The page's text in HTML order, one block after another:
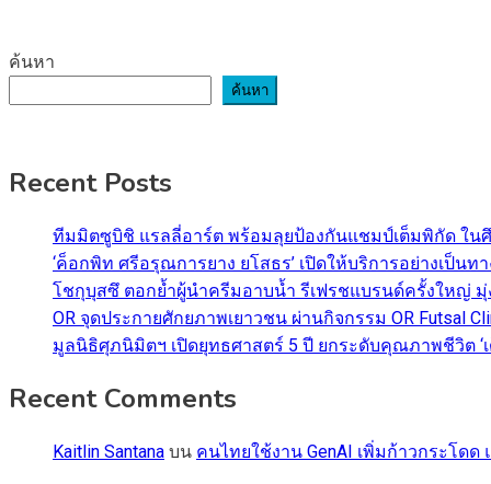
ค้นหา
ค้นหา
Recent Posts
ทีมมิตซูบิชิ แรลลี่อาร์ต พร้อมลุยป้องกันแชมป์เต็มพิกัด ใน
‘ค็อกพิท ศรีอรุณการยาง ยโสธร’ เปิดให้บริการอย่างเป็น
โชกุบุสซึ ตอกย้ำผู้นำครีมอาบน้ำ รีเฟรชแบรนด์ครั้งใหญ่ มุ่
OR จุดประกายศักยภาพเยาวชน ผ่านกิจกรรม OR Futsal
มูลนิธิศุภนิมิตฯ เปิดยุทธศาสตร์ 5 ปี ยกระดับคุณภาพชีวิต
Recent Comments
Kaitlin Santana บน คนไทยใช้งาน GenAI เพิ่มก้าวกระโด